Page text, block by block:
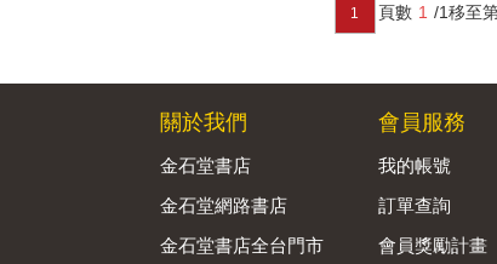
1 頁數 1 /1移至
關於我們
金石堂書店
金石堂網路書店
金石堂書店全台門市
會員服務
我的帳號
訂單查詢
會員獎勵計畫